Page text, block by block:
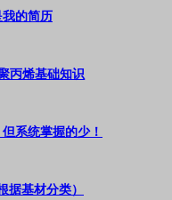
的简历
丙烯基础知识
系统掌握的少！
据基材分类）